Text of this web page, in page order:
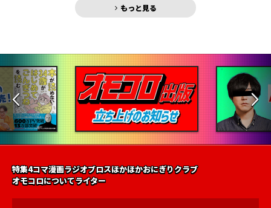
もっと見る
特集4コマ漫画ラジオブロスほかほかおにぎりクラブ
オモコロについてライター